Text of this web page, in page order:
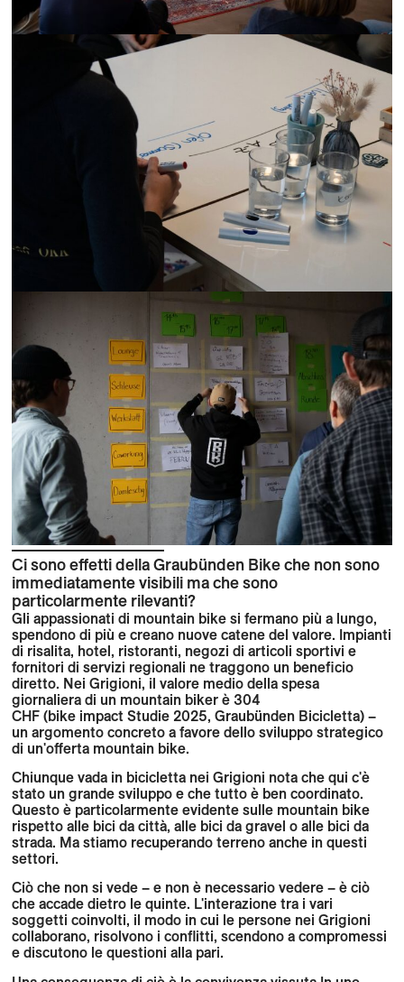
Ci sono effetti della Graubünden Bike che non sono
immediatamente visibili ma che sono
particolarmente rilevanti?
Gli appassionati di mountain bike si fermano più a lungo,
spendono di più e creano nuove catene del valore. Impianti
di risalita, hotel, ristoranti, negozi di articoli sportivi e
fornitori di servizi regionali ne traggono un beneficio
diretto. Nei Grigioni, il valore medio della spesa
giornalieradi un mountain biker è 304
CHF(bike impact Studie 2025,Graubünden Bicicletta) –
un argomento concreto a favore dello sviluppo strategico
di un'offerta mountain bike.
Chiunque vada in bicicletta nei Grigioni nota che qui c'è
stato un grande sviluppo e che tutto è ben coordinato.
Questo è particolarmente evidente sulle mountain bike
rispetto alle bici da città, alle bici da gravel o alle bici da
strada. Ma stiamo recuperando terreno anche in questi
settori.
Ciò che non si vede – e non è necessario vedere – è ciò
che accade dietro le quinte. L'interazione tra i vari
soggetti coinvolti, il modo in cui le persone nei Grigioni
collaborano, risolvono i conflitti, scendono a compromessi
e discutono le questioni alla pari.